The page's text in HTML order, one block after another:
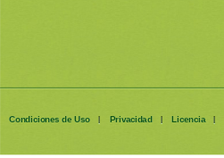
Condiciones de Uso | Privacidad | Licencia |